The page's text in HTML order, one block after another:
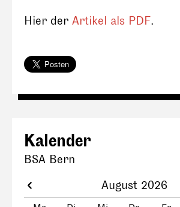
Hier der Artikel als PDF.
Kalender
BSA Bern
August 2026